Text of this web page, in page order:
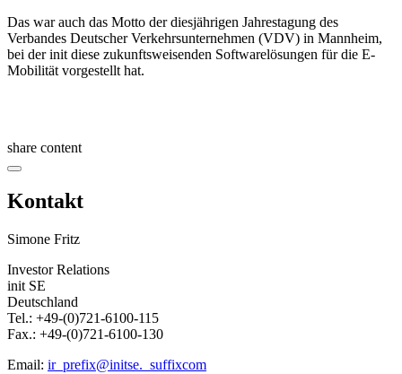
Das war auch das Motto der diesjährigen Jahrestagung des
Verbandes Deutscher Verkehrsunternehmen (VDV) in Mannheim,
bei der init diese zukunftsweisenden Softwarelösungen für die E-
Mobilität vorgestellt hat.
share content
Kontakt
Simone Fritz
Investor Relations
init SE
Deutschland
Tel.: +49-(0)721-6100-115
Fax.: +49-(0)721-6100-130
Email: ir_prefix@initse. _suffixcom